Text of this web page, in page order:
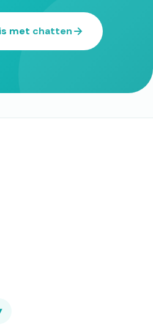
met chatten